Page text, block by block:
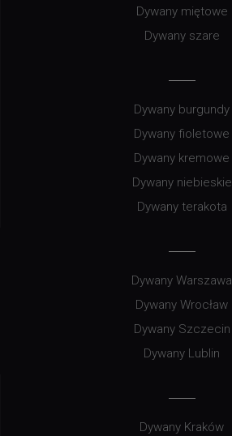
Dywany miętowe
Dywany szare
Dywany burgundy
Dywany fioletowe
Dywany kremowe
Dywany niebieskie
Dywany terakota
Dywany Warszawa
Dywany Wrocław
Dywany Szczecin
Dywany Lublin
Dywany Kraków